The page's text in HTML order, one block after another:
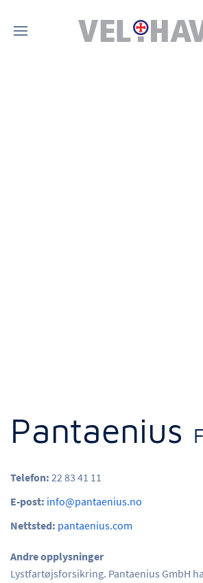
Pantaenius
Telefon: 22 83 41 11
E-post: info@pantaenius.no
Nettsted: pantaenius.com
Andre opplysninger
Lystfartøjsforsikring. Pantaenius GmbH